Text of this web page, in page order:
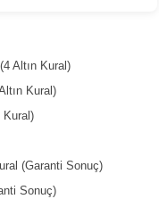
Altın Kural)
Kural)
Kural)
(Garanti Sonuç)
Sonuç)